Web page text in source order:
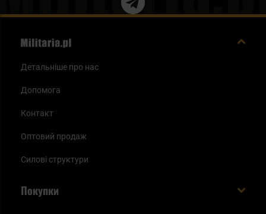
Детальніше про нас
Допомога
Контакт
Оптовий продаж
Силові структури
Покупки